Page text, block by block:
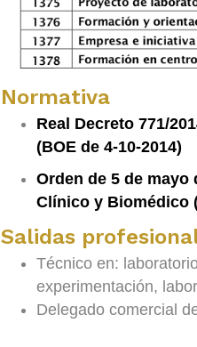
Normativa
Real Decreto 771/
(BOE de 4-10-2014)
Orden de 5 de
Clínico y Biomédico
Salidas
Técnico en:
experimentación,
Delegado comercial